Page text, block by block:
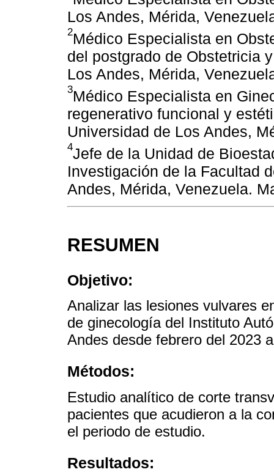
Los Andes, Mérida,
2Médico Especialista en
del postgrado de Obstetricia
Los Andes, Mérida,
3Médico Especialista en
regenerativo funcional y
Universidad de Los Andes,
4Jefe de la Unidad de
Investigación de la Facultad
Andes, Mérida, Venezuela.
RESUMEN
Objetivo:
Analizar las lesiones vulvares
de ginecología del Instituto
Andes desde febrero del 2023
Métodos:
Estudio analítico de corte
pacientes que acudieron a la
el periodo de estudio.
Resultados: